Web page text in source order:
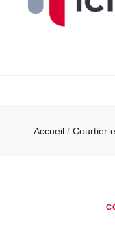
Accueil / Courtier